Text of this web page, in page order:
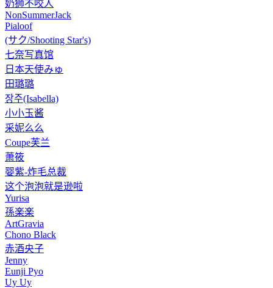
奶狮不咬人
NonSummerJack
Pialoof
(サク/Shooting Star's)
七奈写真馆
日本天使みゅ
田璐璐
장주(Isabella)
小小玉酱
采妮么么
Coupe芙兰
萧筱
婴紫-炸毛总裁
这个泡泡就是逊啦
Yurisa
孫楽楽
ArtGravia
Chono Black
赤酒央子
Jenny
Eunji Pyo
Uy Uy